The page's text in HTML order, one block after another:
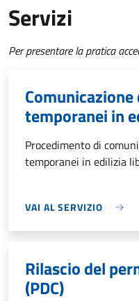
Servizi
Per presentare la pratica
temporanei in
Procedimento di
temporanei in edilizia
VAI AL SERVIZIO
Rilascio del
(PDC)